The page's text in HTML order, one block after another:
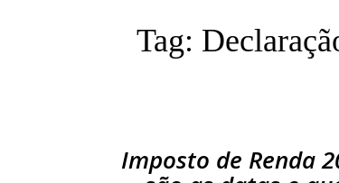
Tag:
Imposto de Renda